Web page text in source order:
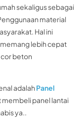
sekaligus sebagai
material
Hal ini
lebih cepat
beton
adalah Panel
membeli panel lantai
ya..